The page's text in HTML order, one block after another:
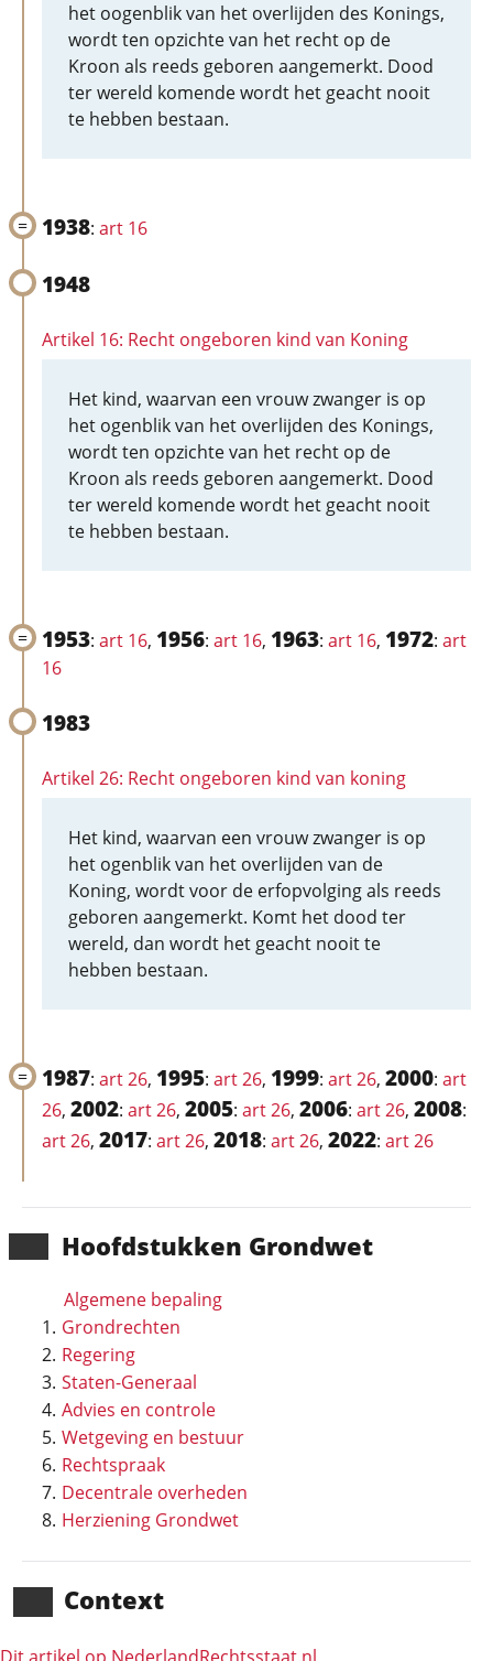
Hoofd­stukken Grondwet
Algemene bepaling
Grondrechten
Regering
Staten-Generaal
Advies en controle
Wetgeving en bestuur
Rechtspraak
Decentrale overheden
Herziening Grondwet
Context
het oogenblik van het overlijden des Konings,
wordt ten opzichte van het recht op de
Kroon als reeds geboren aangemerkt. Dood
ter wereld komende wordt het geacht nooit
te hebben bestaan.
1938: art 16
1948
Artikel 16: Recht ongeboren kind van Koning
Het kind, waarvan een vrouw zwanger is op
het ogenblik van het overlijden des Konings,
wordt ten opzichte van het recht op de
Kroon als reeds geboren aangemerkt. Dood
ter wereld komende wordt het geacht nooit
te hebben bestaan.
1953: art 16, 1956: art 16, 1963: art 16, 1972: art
16
1983
Artikel 26: Recht ongeboren kind van koning
Het kind, waarvan een vrouw zwanger is op
het ogenblik van het overlijden van de
Koning, wordt voor de erfopvolging als reeds
geboren aangemerkt. Komt het dood ter
wereld, dan wordt het geacht nooit te
hebben bestaan.
1987: art 26, 1995: art 26, 1999: art 26, 2000: art
26, 2002: art 26, 2005: art 26, 2006: art 26, 2008:
art 26, 2017: art 26, 2018: art 26, 2022: art 26